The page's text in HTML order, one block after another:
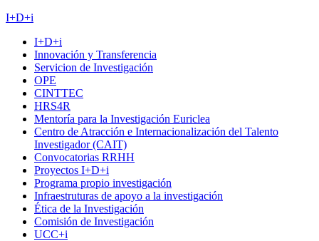
I+D+i
I+D+i
Innovación y Transferencia
Servicion de Investigación
OPE
CINTTEC
HRS4R
Mentoría para la Investigación Euriclea
Centro de Atracción e Internacionalización del Talento
Investigador (CAIT)
Convocatorias RRHH
Proyectos I+D+i
Programa propio investigación
Infraestruturas de apoyo a la investigación
Ética de la Investigación
Comisión de Investigación
UCC+i